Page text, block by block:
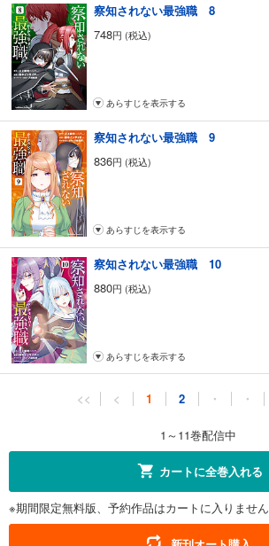
察知されない最強職 8
748円 (税込)
あらすじを表示する
察知されない最強職 9
836円 (税込)
あらすじを表示する
察知されない最強職 10
880円 (税込)
あらすじを表示する
察知されない最強職 11
<< < 1 2 ・ ・
1～11巻配信中
カートに全巻入れる
※期間限定無料版、予約作品はカートに入りません